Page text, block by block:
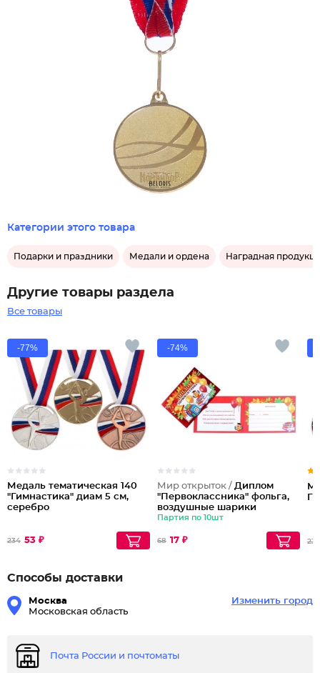
Категории этого товара
Подарки и праздники Медали и ордена Наградная
Другие товары раздела
Все товары
-77%
Медаль тематическая 140
"Гимнастика" диам 5 см,
серебро
234 53 ₽
-74%
Мир открыток / Диплом
"Первоклассника" фольга,
воздушные шарики
Партия по 10шт
68 17 ₽ 231
Способы доставки
Москва
Московская область
Изменить город
Почта России и почтоматы